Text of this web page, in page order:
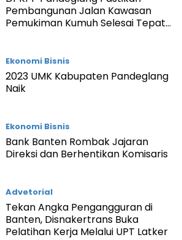
Pembangunan Jalan Kawasan
Pemukiman Kumuh Selesai Tepat
Ekonomi Bisnis
2023 UMK Kabupaten Pandeglang
Naik
Ekonomi Bisnis
Bank Banten Rombak Jajaran
Direksi dan Berhentikan Komisaris
Advetorial
Tekan Angka Pengangguran di
Banten, Disnakertrans Buka
Pelatihan Kerja Melalui UPT Latker